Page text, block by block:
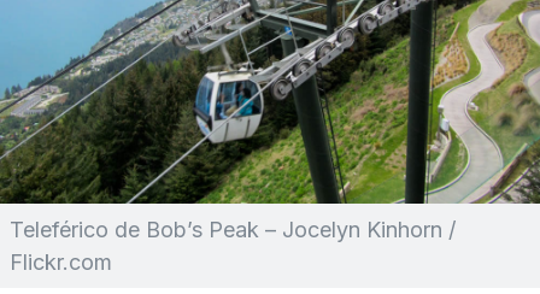
Teleférico de Bob’s Peak – Jocelyn Kinhorn /
Flickr.com